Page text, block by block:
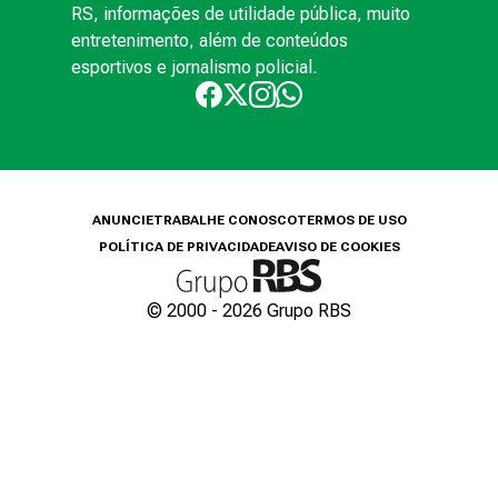
RS, informações de utilidade pública, muito
entretenimento, além de conteúdos
esportivos e jornalismo policial.
ANUNCIETRABALHE CONOSCOTERMOS DE USO
POLÍTICA DE PRIVACIDADEAVISO DE COOKIES
© 2000 - 2026 Grupo RBS